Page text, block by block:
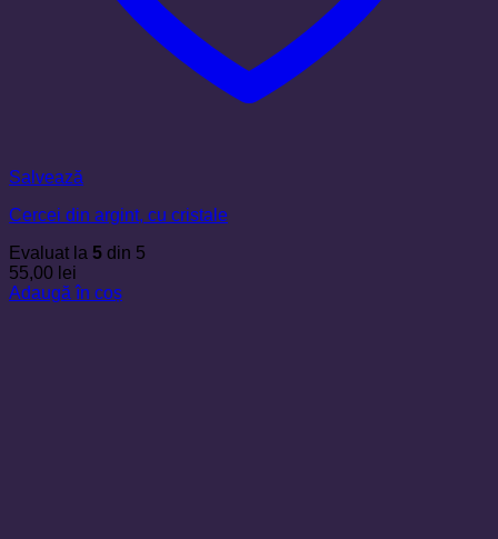
Salvează
Cercei din argint, cu cristale
Evaluat la 5 din 5
55,00 lei
Adaugă în coș